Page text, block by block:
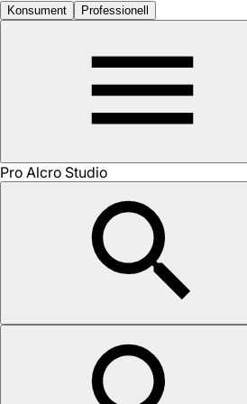
Konsument Professionell
Pro Alcro Studio